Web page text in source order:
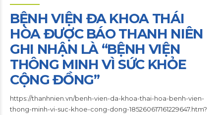
BỆNH VIỆN ĐA KHOA THÁI
HÒA ĐƯỢC BÁO THANH NIÊN
GHI NHẬN LÀ “BỆNH VIỆN
THÔNG MINH VÌ SỨC KHỎE
CỘNG ĐỒNG”
https://thanhnien.vn/benh-vien-da-khoa-thai-hoa-benh-vien-
thong-minh-vi-suc-khoe-cong-dong-185260617161229647.htm?